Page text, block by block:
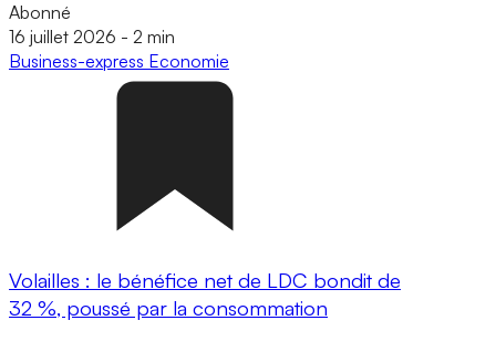
Abonné
16 juillet 2026 - 2 min
Business-express Economie
Volailles : le bénéfice net de LDC bondit de
32 %, poussé par la consommation